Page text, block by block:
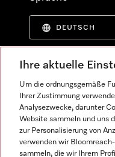
DEUTSCH
Ihre aktuelle
Um die ordnungsgemäße
Ihrer Zustimmung
Analysezwecke, darunter
Website sammeln und uns
zur Personalisierung von
verwenden wir
sammeln, die wir Ihrem